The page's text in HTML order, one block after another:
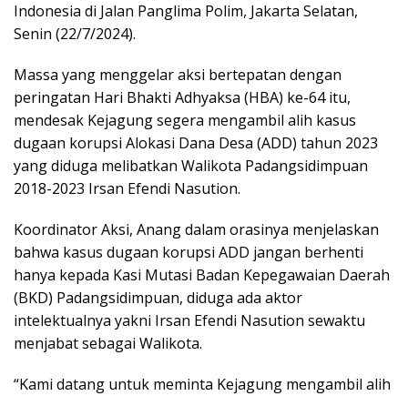
Indonesia di Jalan Panglima Polim, Jakarta Selatan,
Senin (22/7/2024).
Massa yang menggelar aksi bertepatan dengan
peringatan Hari Bhakti Adhyaksa (HBA) ke-64 itu,
mendesak Kejagung segera mengambil alih kasus
dugaan korupsi Alokasi Dana Desa (ADD) tahun 2023
yang diduga melibatkan Walikota Padangsidimpuan
2018-2023 Irsan Efendi Nasution.
Koordinator Aksi, Anang dalam orasinya menjelaskan
bahwa kasus dugaan korupsi ADD jangan berhenti
hanya kepada Kasi Mutasi Badan Kepegawaian Daerah
(BKD) Padangsidimpuan, diduga ada aktor
intelektualnya yakni Irsan Efendi Nasution sewaktu
menjabat sebagai Walikota.
“Kami datang untuk meminta Kejagung mengambil alih